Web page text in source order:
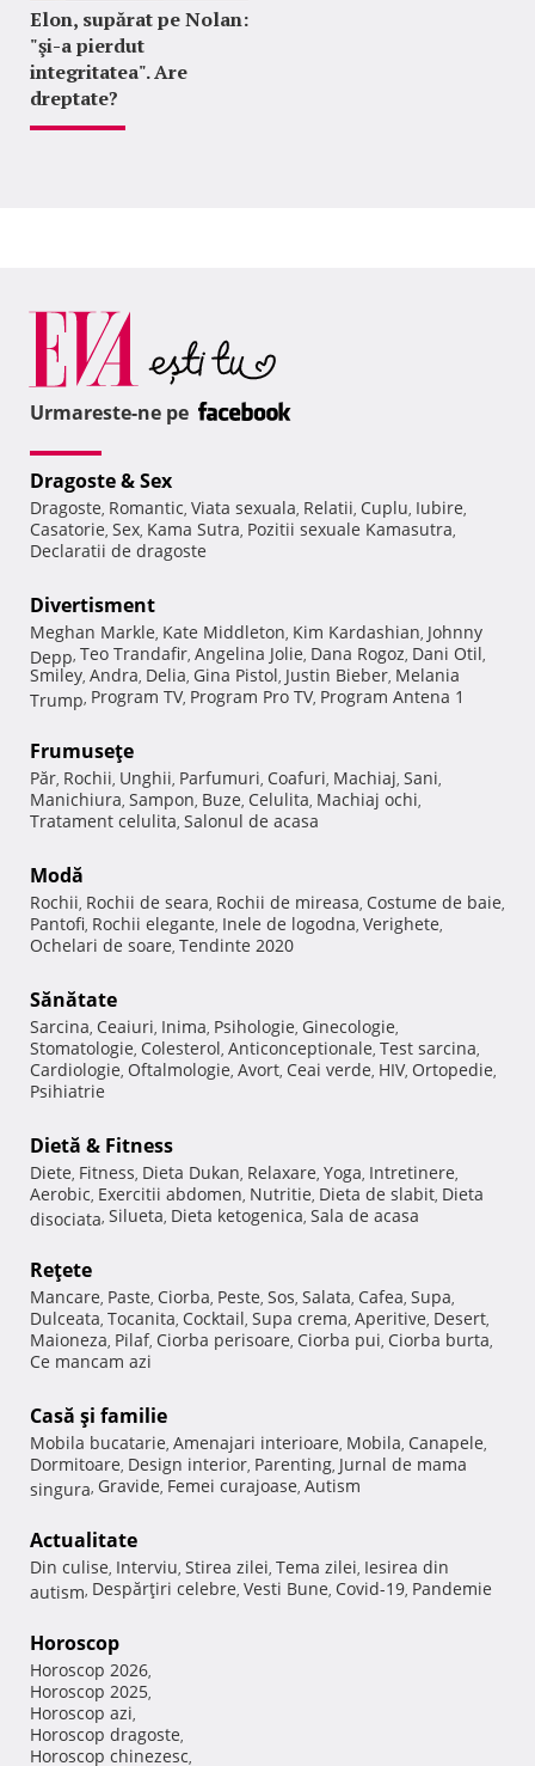
Elon, supărat pe Nolan:
"şi-a pierdut
integritatea". Are
dreptate?
Urmareste-ne pe
Dragoste & Sex
Dragoste, Romantic, Viata sexuala, Relatii, Cuplu, Iubire,
Casatorie, Sex, Kama Sutra, Pozitii sexuale Kamasutra,
Declaratii de dragoste
Divertisment
Meghan Markle, Kate Middleton, Kim Kardashian, Johnny
Depp, Teo Trandafir, Angelina Jolie, Dana Rogoz, Dani Otil,
Smiley, Andra, Delia, Gina Pistol, Justin Bieber, Melania
Trump, Program TV, Program Pro TV, Program Antena 1
Frumuseţe
Păr, Rochii, Unghii, Parfumuri, Coafuri, Machiaj, Sani,
Manichiura, Sampon, Buze, Celulita, Machiaj ochi,
Tratament celulita, Salonul de acasa
Modă
Rochii, Rochii de seara, Rochii de mireasa, Costume de baie,
Pantofi, Rochii elegante, Inele de logodna, Verighete,
Ochelari de soare, Tendinte 2020
Sănătate
Sarcina, Ceaiuri, Inima, Psihologie, Ginecologie,
Stomatologie, Colesterol, Anticonceptionale, Test sarcina,
Cardiologie, Oftalmologie, Avort, Ceai verde, HIV, Ortopedie,
Psihiatrie
Dietă & Fitness
Diete, Fitness, Dieta Dukan, Relaxare, Yoga, Intretinere,
Aerobic, Exercitii abdomen, Nutritie, Dieta de slabit, Dieta
disociata, Silueta, Dieta ketogenica, Sala de acasa
Reţete
Mancare, Paste, Ciorba, Peste, Sos, Salata, Cafea, Supa,
Dulceata, Tocanita, Cocktail, Supa crema, Aperitive, Desert,
Maioneza, Pilaf, Ciorba perisoare, Ciorba pui, Ciorba burta,
Ce mancam azi
Casă şi familie
Mobila bucatarie, Amenajari interioare, Mobila, Canapele,
Dormitoare, Design interior, Parenting, Jurnal de mama
singura, Gravide, Femei curajoase, Autism
Actualitate
Din culise, Interviu, Stirea zilei, Tema zilei, Iesirea din
autism, Despărţiri celebre, Vesti Bune, Covid-19, Pandemie
Horoscop
Horoscop 2026,
Horoscop 2025,
Horoscop azi,
Horoscop dragoste,
Horoscop chinezesc,